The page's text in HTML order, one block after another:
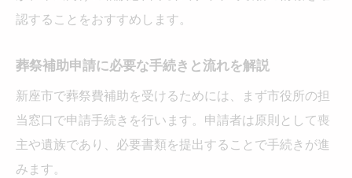
認することをおすすめします。
葬祭補助申請に必要な手続きと流れを解説
新座市で葬祭費補助を受けるためには、まず市役所の担
当窓口で申請手続きを行います。申請者は原則として喪
主や遺族であり、必要書類を提出することで手続きが進
みます。